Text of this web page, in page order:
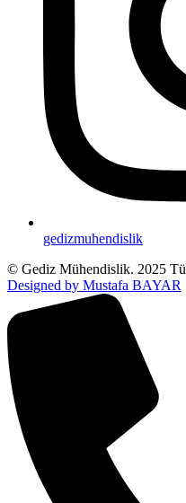
gedizmuhendislik
© Gediz Mühendislik. 2025
Designed by Mustafa BAYAR